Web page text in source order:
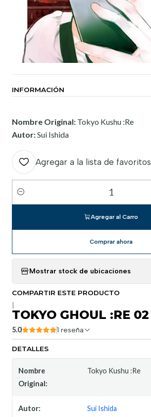
INFORMACIÓN
Nombre Original: Tokyo Kushu :Re
Autor:Sui Ishida
Agregar a la lista de favoritos
Cantidad
Agregar al Carro
Comprar ahora
Mostrar stock de ubicaciones
COMPARTIR ESTE PRODUCTO
TOKYO GHOUL :RE 02
5.0 1 reseña
DETALLES
Nombre
Original:
Tokyo Kushu :Re
Autor: Sui Ishida